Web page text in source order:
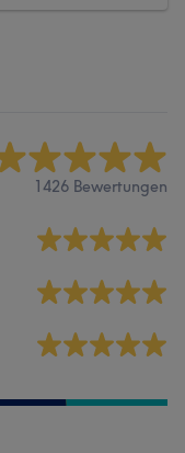
1426 Bewertungen